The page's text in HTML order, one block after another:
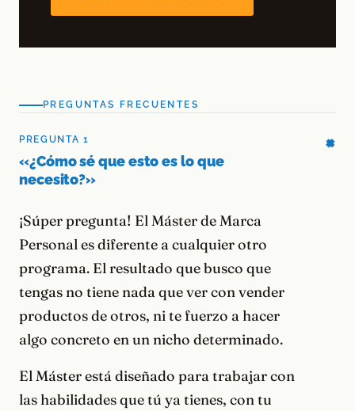
PREGUNTAS FRECUENTES
PREGUNTA 1
«¿Cómo sé que esto es lo que
necesito?»
¡Súper pregunta! El Máster de Marca
Personal es diferente a cualquier otro
programa. El resultado que busco que
tengas no tiene nada que ver con vender
productos de otros, ni te fuerzo a hacer
algo concreto en un nicho determinado.
El Máster está diseñado para trabajar con
las habilidades que tú ya tienes, con tu